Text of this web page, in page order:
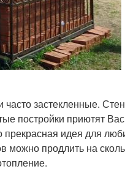
застекленные.
постройки приютят
идея для
можно продлить на